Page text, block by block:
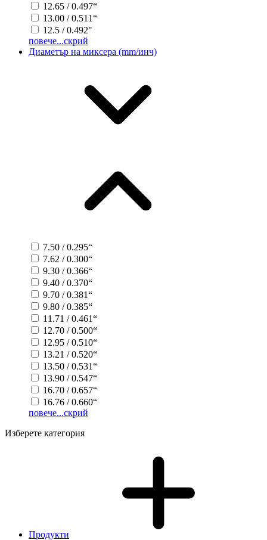
12.65 / 0.497“
13.00 / 0.511“
12.5 / 0.492"
повече...скрий
Диаметър на миксера (mm/инч)
7.50 / 0.295“
7.62 / 0.300“
9.30 / 0.366“
9.40 / 0.370“
9.70 / 0.381“
9.80 / 0.385“
11.71 / 0.461“
12.70 / 0.500“
12.95 / 0.510“
13.21 / 0.520“
13.50 / 0.531“
13.90 / 0.547“
16.70 / 0.657“
16.76 / 0.660“
повече...скрий
Изберете категория
Продукти